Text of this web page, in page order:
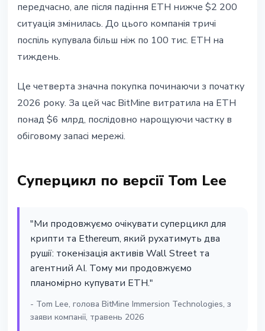
передчасно, але після падіння ETH нижче $2 200
ситуація змінилась. До цього компанія тричі
поспіль купувала більш ніж по 100 тис. ETH на
тиждень.
Це четверта значна покупка починаючи з початку
2026 року. За цей час BitMine витратила на ETH
понад $6 млрд, послідовно нарощуючи частку в
обіговому запасі мережі.
Суперцикл по версії Tom Lee
"Ми продовжуємо очікувати суперцикл для
крипти та Ethereum, який рухатимуть два
рушії: токенізація активів Wall Street та
агентний AI. Тому ми продовжуємо
планомірно купувати ETH."
- Tom Lee, голова BitMine Immersion Technologies, з
заяви компанії, травень 2026